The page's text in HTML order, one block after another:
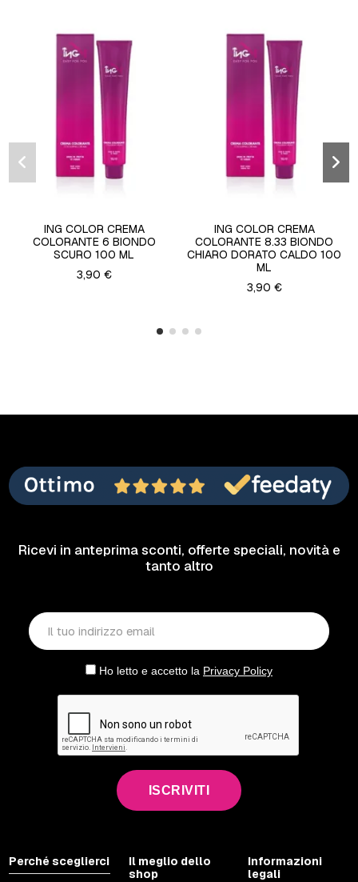
ING COLOR CREMA
COLORANTE 6 BIONDO
SCURO 100 ML
3,90 €
ING COLOR CREMA
COLORANTE 8.33 BIONDO
CHIARO DORATO CALDO 100
ML
3,90 €
Ricevi in anteprima sconti, offerte speciali, novità e
tanto altro
Ho letto e accetto la Privacy Policy
ISCRIVITI
Perché sceglierci
Il meglio dello
shop
Informazioni
legali